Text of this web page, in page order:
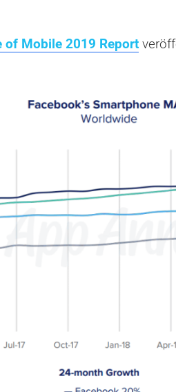
of Mobile 2019 Report